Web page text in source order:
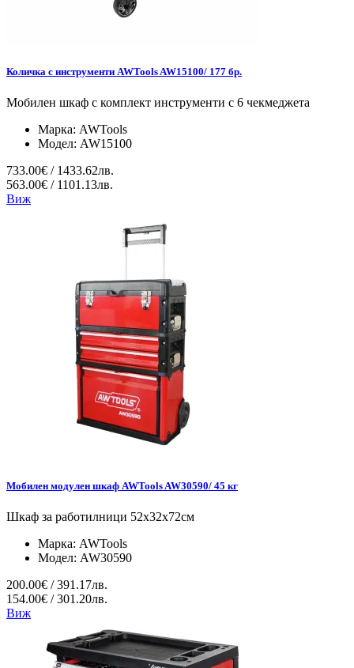
Количка с инструменти AWTools AW15100/ 177 бр.
Мобилен шкаф с комплект инструменти с 6 чекмеджета
Марка: AWTools
Модел: AW15100
733.00€ / 1433.62лв.
563.00€ / 1101.13лв.
Виж
Мобилен модулен шкаф AWTools AW30590/ 45 кг
Шкаф за работилници 52x32x72см
Марка: AWTools
Модел: AW30590
200.00€ / 391.17лв.
154.00€ / 301.20лв.
Виж